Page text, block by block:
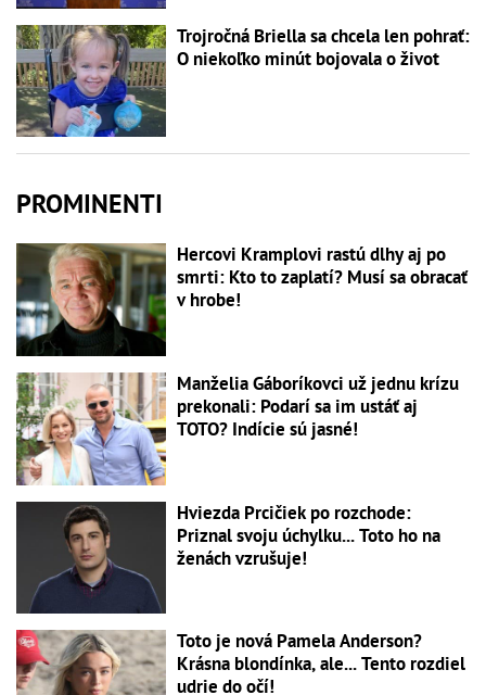
Trojročná Briella sa chcela len pohrať:
O niekoľko minút bojovala o život
PROMINENTI
Hercovi Kramplovi rastú dlhy aj po
smrti: Kto to zaplatí? Musí sa obracať
v hrobe!
Manželia Gáboríkovci už jednu krízu
prekonali: Podarí sa im ustáť aj
TOTO? Indície sú jasné!
Hviezda Prcičiek po rozchode:
Priznal svoju úchylku... Toto ho na
ženách vzrušuje!
Toto je nová Pamela Anderson?
Krásna blondínka, ale... Tento rozdiel
udrie do očí!